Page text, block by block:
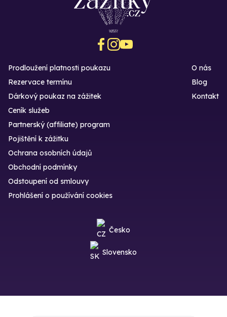
Prodloužení platnosti poukazu
Rezervace termínu
Dárkový poukaz na zážitek
O nás
Blog
Kontakt
Ceník služeb
Partnerský (affiliate) program
Pojištění k zážitku
Ochrana osobních údajů
Obchodní podmínky
Odstoupení od smlouvy
Prohlášení o používání cookies
Česko
Slovensko